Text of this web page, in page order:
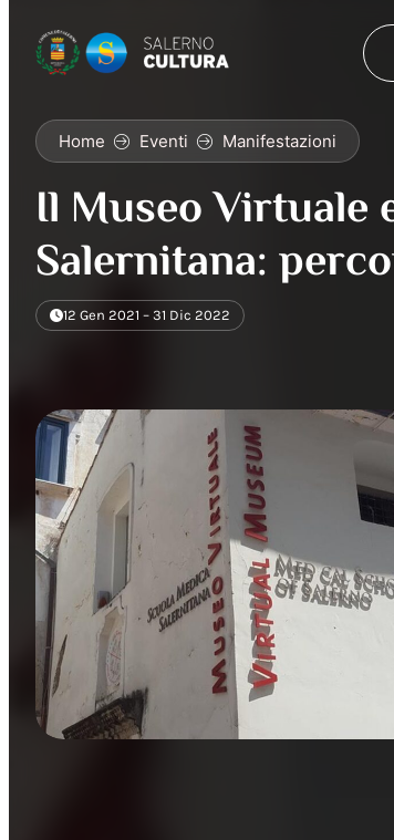
Home Eventi Manifestazioni
Il Museo Virtuale
Salernitana:
12 Gen 2021 – 31 Dic 2022